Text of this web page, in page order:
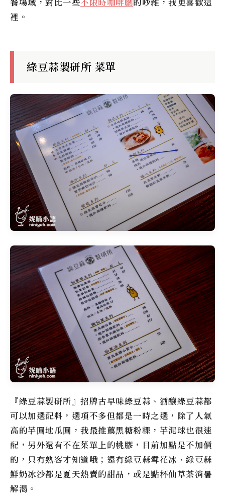
裡。
綠豆蒜製研所 菜單
『綠豆蒜製研所』招牌古早味綠豆蒜、酒釀綠豆蒜都
可以加選配料，選項不多但都是一時之選，除了人氣
高的芋圓地瓜圓，我最推薦黑糖粉粿，芋泥球也很速
配，另外還有不在菜單上的桃膠，目前加點是不加價
的，只有熟客才知道哦；還有綠豆蒜雪花冰、綠豆蒜
鮮奶冰沙都是夏天熱賣的甜品，或是點杯仙草茶消暑
解渴。